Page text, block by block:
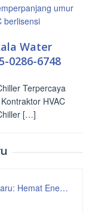
Water
0286-6748
Terpercaya
HVAC
[…]
Hemat Ene…